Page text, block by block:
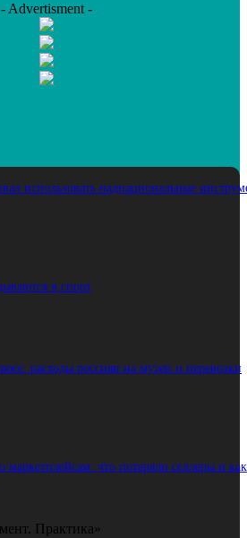
- Advertisment -
использовать наднациональные
в спорт
расходы россиян на музеи и перевозки
маркетплейсам: что потеряли селлеры и как
Практика»